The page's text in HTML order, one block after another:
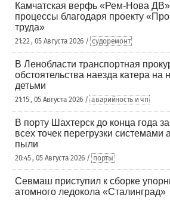
Камчатская верфь «Рем-Нова
процессы благодаря проекту
труда»
21:22 , 05 Августа 2026 / судоремонт
В Ленобласти транспортная
обстоятельства наезда катера на
детьми
21:15 , 05 Августа 2026 / аварийность и чп
В порту Шахтерск до конца года
всех точек перегрузки системами
пыли
20:45 , 05 Августа 2026 / порты
Севмаш приступил к сборке
атомного ледокола «Сталинград»